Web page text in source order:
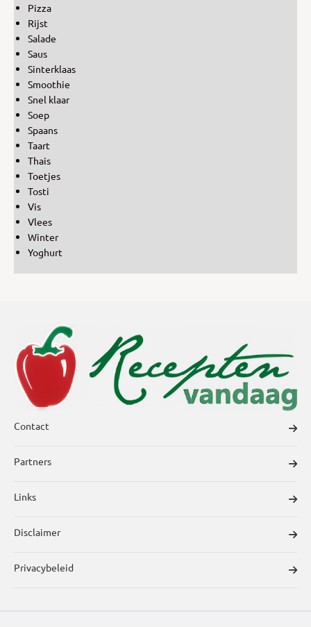
Pizza
Rijst
Salade
Saus
Sinterklaas
Smoothie
Snel klaar
Soep
Spaans
Taart
Thais
Toetjes
Tosti
Vis
Vlees
Winter
Yoghurt
Contact
Partners
Links
Disclaimer
Privacybeleid